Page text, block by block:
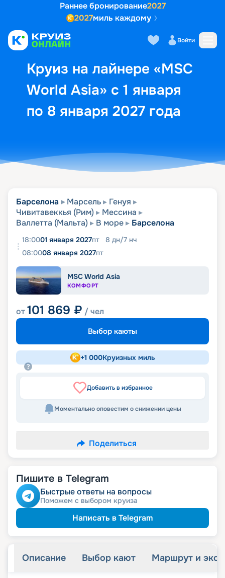
Раннее бронирование2027
2027миль каждому
Войти
Круиз на лайнере «MSC
World Asia» с 1 января
по 8 января 2027 года
Выбор кают Маршрут и
Барселона Марсель
Генуя
Чивитавеккья (Рим)
Мессина
Валлетта (Мальта)
В море Барселона
18:0001 января 2027пт 8 дн/7 нч
08:0008 января 2027пт
MSC World Asia
КОМФОРТ
от101 869 ₽ / чел
Выбор каюты
+1 000Круизных миль
Добавить в избранное
Моментально оповестим о снижении цены
Поделиться
Пишите в Telegram
Быстрые ответы на вопросы
Поможем с выбором круиза
Написать в Telegram
Описание Выбор кают Маршрут и